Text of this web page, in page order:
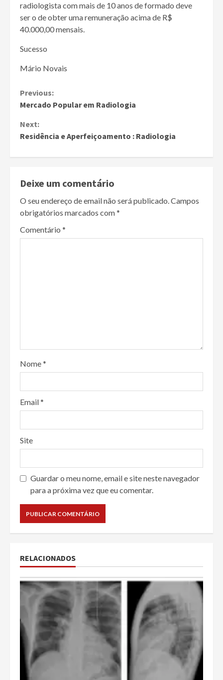
radiologista com mais de 10 anos de formado deve
ser o de obter uma remuneração acima de R$
40.000,00 mensais.
Sucesso
Mário Novais
Continue
Reading
Previous:
Mercado Popular em Radiologia
Next:
Residência e Aperfeiçoamento : Radiologia
Deixe um comentário
O seu endereço de email não será publicado.Campos
obrigatórios marcados com*
Comentário *
Nome*
Email*
Site
Guardar o meu nome, email e site neste navegador
para a próxima vez que eu comentar.
RELACIONADOS